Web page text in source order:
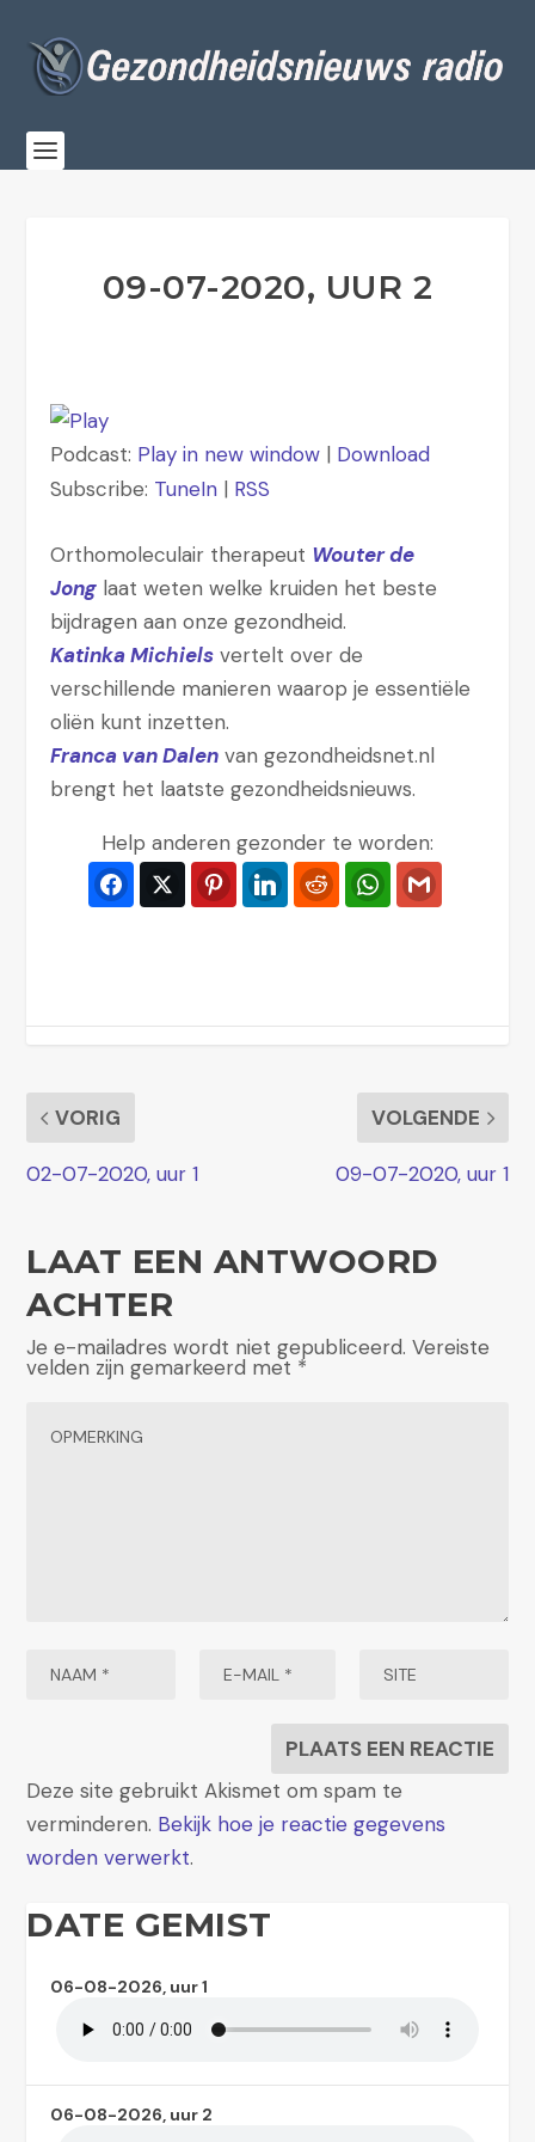
09-07-2020, UUR 2
Podcast: Play in new window | Download
Subscribe: TuneIn | RSS
Orthomoleculair therapeut Wouter de
Jong laat weten welke kruiden het beste
bijdragen aan onze gezondheid.
Katinka Michiels vertelt over de
verschillende manieren waarop je essentiële
oliën kunt inzetten.
Franca van Dalen van gezondheidsnet.nl
brengt het laatste gezondheidsnieuws.
Help anderen gezonder te worden:
FacebookTwitter PinterestLinkedIn Reddit WhatsApp
VORIG
02-07-2020, uur 1
VOLGENDE
09-07-2020, uur 1
LAAT EEN ANTWOORD
ACHTER
Je e-mailadres wordt niet gepubliceerd. Vereiste
velden zijn gemarkeerd met *
Deze site gebruikt Akismet om spam te
verminderen. Bekijk hoe je reactie gegevens
worden verwerkt.
DATE GEMIST
06-08-2026, uur 1
06-08-2026, uur 2